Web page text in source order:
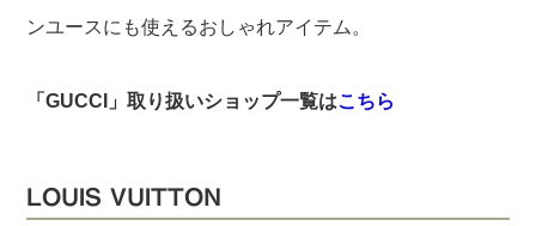
ンユースにも使えるおしゃれアイテム。
「GUCCI」取り扱いショップ一覧はこちら
LOUIS VUITTON